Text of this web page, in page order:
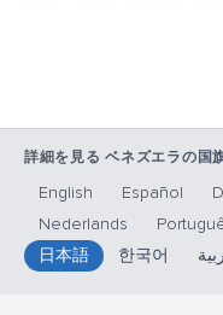
詳細を見る ベネズエラの国
English Español
Nederlands
日本語
한국어